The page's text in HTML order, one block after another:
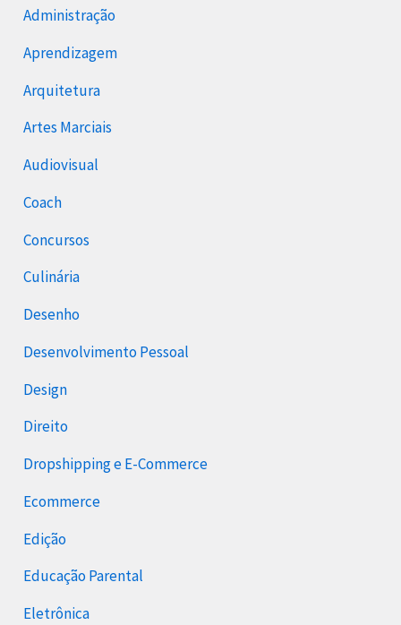
Administração
Aprendizagem
Arquitetura
Artes Marciais
Audiovisual
Coach
Concursos
Culinária
Desenho
Desenvolvimento Pessoal
Design
Direito
Dropshipping e E-Commerce
Ecommerce
Edição
Educação Parental
Eletrônica